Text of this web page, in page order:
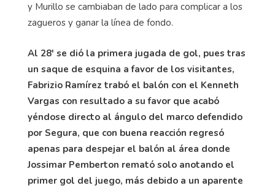
y Murillo se cambiaban de lado para complicar a los
zagueros y ganar la línea de fondo.
Al 28' se dió la primera jugada de gol, pues tras
un saque de esquina a favor de los visitantes,
Fabrizio Ramírez trabó el balón con el Kenneth
Vargas con resultado a su favor que acabó
yéndose directo al ángulo del marco defendido
por Segura, que con buena reacción regresó
apenas para despejar el balón al área donde
Jossimar Pemberton remató solo anotando el
primer gol del juego, más debido a un aparente